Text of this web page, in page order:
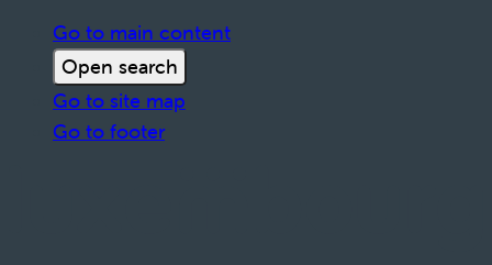
Go to main content
Open search
Go to site map
Go to footer